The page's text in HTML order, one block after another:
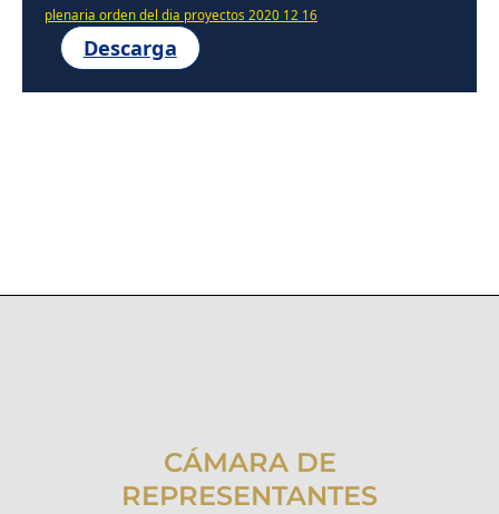
plenaria orden del dia proyectos 2020 12 16
Descarga
CÁMARA DE
REPRESENTANTES